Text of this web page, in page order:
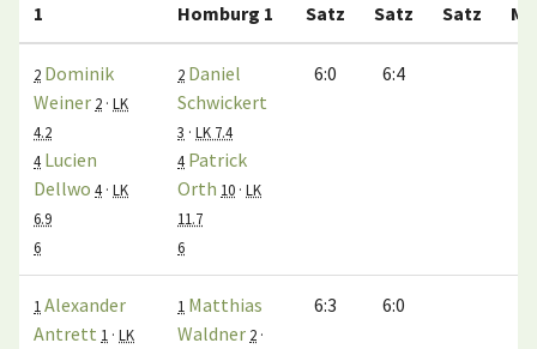
1
Homburg 1
Satz
Satz
Satz
2 Dominik
Weiner 2 · LK
4.2
4 Lucien
Dellwo 4 · LK
6.9
6
2 Daniel
Schwickert
3 · LK 7.4
4 Patrick
Orth 10 · LK
11.7
6
6:0 6:4
1 Alexander
Antrett 1 · LK
1 Matthias
Waldner 2 ·
6:3 6:0